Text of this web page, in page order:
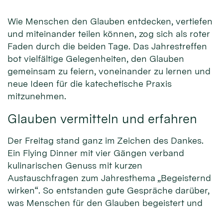
Wie Menschen den Glauben entdecken, vertiefen
und miteinander teilen können, zog sich als roter
Faden durch die beiden Tage. Das Jahrestreffen
bot vielfältige Gelegenheiten, den Glauben
gemeinsam zu feiern, voneinander zu lernen und
neue Ideen für die katechetische Praxis
mitzunehmen.
Glauben vermitteln und erfahren
Der Freitag stand ganz im Zeichen des Dankes.
Ein Flying Dinner mit vier Gängen verband
kulinarischen Genuss mit kurzen
Austauschfragen zum Jahresthema „Begeisternd
wirken“. So entstanden gute Gespräche darüber,
was Menschen für den Glauben begeistert und